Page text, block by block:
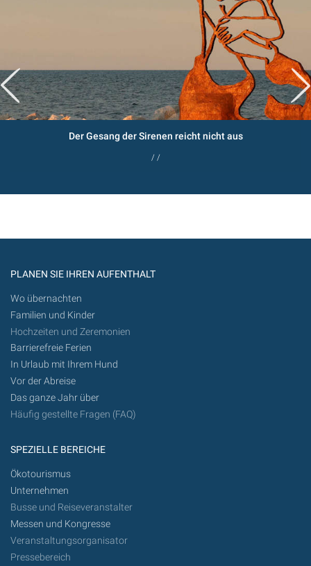
Der Gesang der Sirenen reicht nicht aus
/ /
PLANEN SIE IHREN AUFENTHALT
Wo übernachten
Familien und Kinder
Hochzeiten und Zeremonien
Barrierefreie Ferien
In Urlaub mit Ihrem Hund
Vor der Abreise
Das ganze Jahr über
Häufig gestellte Fragen (FAQ)
SPEZIELLE BEREICHE
Ökotourismus
Unternehmen
Busse und Reiseveranstalter
Messen und Kongresse
Veranstaltungsorganisator
Pressebereich